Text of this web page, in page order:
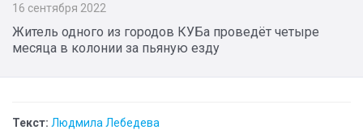
16 сентября 2022
Житель одного из городов КУБа проведёт четыре
месяца в колонии за пьяную езду
Текст: Людмила Лебедева